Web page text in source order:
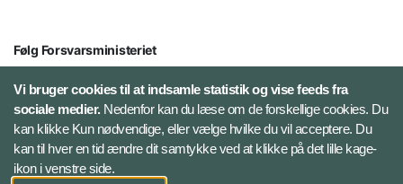
Følg Forsvarsministeriet
X
LinkedIn
Instagram
Vi bruger cookies til at indsamle statistik og vise feeds fra
sociale medier.Nedenfor kan du læse om de forskellige cookies. Du
kan klikke Kun nødvendige, eller vælge hvilke du vil acceptere. Du
kan til hver en tid ændre dit samtykke ved at klikke på det lille kage-
ikon i venstre side.